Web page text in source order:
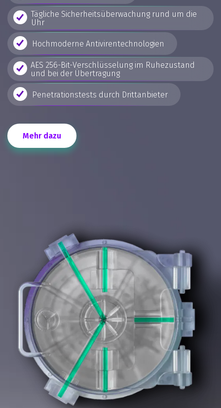
Tägliche Sicherheitsüberwachung rund um die
Uhr
Hochmoderne Antivirentechnologien
AES 256-Bit-Verschlüsselung im Ruhezustand
und bei der Übertragung
Penetrationstests durch Drittanbieter
Mehr dazu